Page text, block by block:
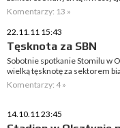
Komentarzy: 13 »
22.11.11 15:43
Tęsknota za SBN
Sobotnie spotkanie Stomilu w
wielką tęsknotę za sektorem
Komentarzy: 4 »
14.10.11 23:45